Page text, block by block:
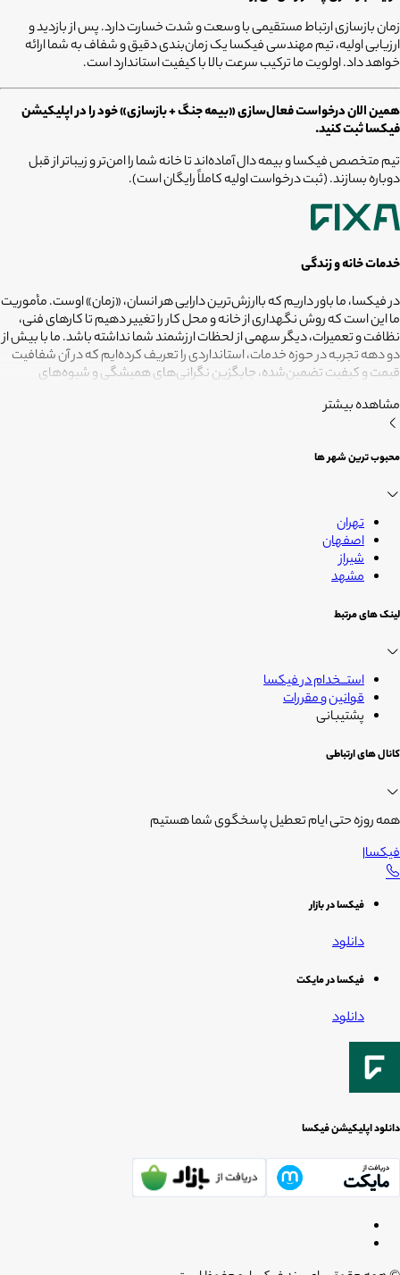
زمان بازسازی ارتباط مستقیمی با وسعت و شدت خسارت دارد. پس از بازدید و
ارزیابی اولیه، تیم مهندسی فیکسا یک زمان‌بندی دقیق و شفاف به شما ارائه
خواهد داد. اولویت ما ترکیب سرعت بالا با کیفیت استاندارد است.
همین الان درخواست فعال‌سازی «بیمه جنگ + بازسازی» خود را در اپلیکیشن
فیکسا ثبت کنید.
تیم متخصص فیکسا و بیمه دال آماده‌اند تا خانه شما را امن‌تر و زیباتر از قبل
دوباره بسازند. (ثبت درخواست اولیه کاملاً رایگان است).
خدمات خانه و زندگی
در فیکسا، ما باور داریم که باارزش‌ترین دارایی هر انسان، «زمان» اوست. مأموریت
ما این است که روش نگهداری از خانه و محل کار را تغییر دهیم تا کارهای فنی،
نظافت و تعمیرات، دیگر سهمی از لحظات ارزشمند شما نداشته باشد. ما با بیش از
دو دهه تجربه در حوزه خدمات، استانداردی را تعریف کرده‌ایم که در آن شفافیت
قیمت و کیفیت تضمین‌شده، جایگزین نگرانی‌های همیشگی و شیوه‌های
متخصصانی بسپاریم که از فیلترهای سخت‌گیرانه رد شده‌اند تا نتیجه نهایی،
دقیقاً همان فضای امن و بی‌دغدغه‌ای باشد که همیشه برای آرامش خود
آنکه شما فرصت بیشتری برای زندگی کردن داشته باشید؛ فیکسا، زمانی برای
مشاهده بیشتر
محبوب ترین شهر ها
تهران
اصفهان
شیراز
مشهد
لینک های مرتبط
استــخدام در فیکسا
قوانین و مقررات
پشتیبانی
کانال های ارتباطی
همه روزه حتی ایام تعطیل پاسخگوی شما هستیم
فیکسا|
فیکسا در بازار
دانلود
فیکسا در مایکت
دانلود
دانلود اپلیکیشن فیکسا